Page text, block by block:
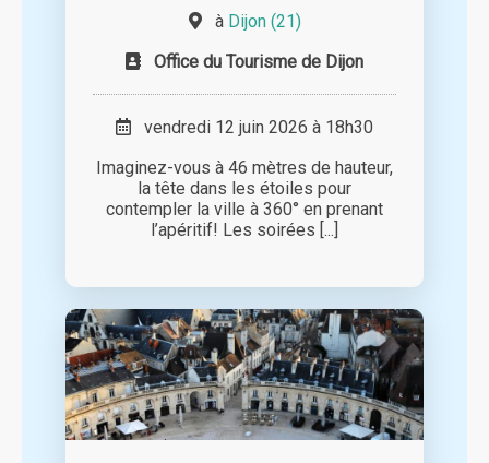
à Dijon (21)
Office du Tourisme de Dijon
vendredi 12 juin 2026 à 18h30
Imaginez-vous à 46 mètres de hauteur,
la tête dans les étoiles pour
contempler la ville à 360° en prenant
l’apéritif! Les soirées [...]